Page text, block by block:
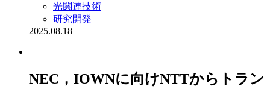
光関連技術
研究開発
2025.08.18
NEC，IOWNに向けNTTからトラン